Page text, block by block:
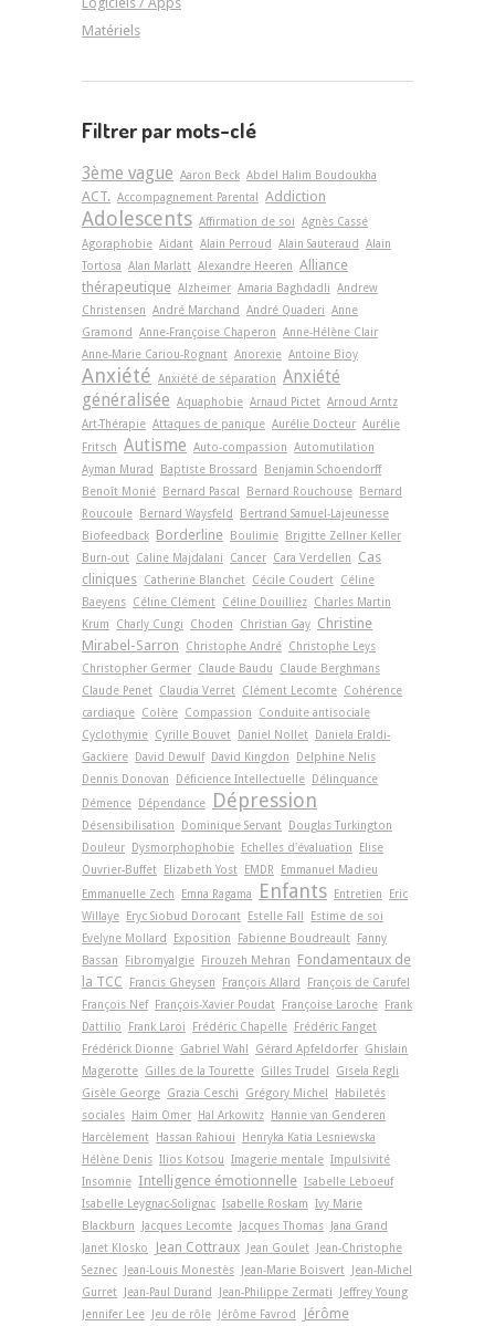
Matériels
Filtrer par mots-clé
3ème vague Aaron Beck Abdel Halim Boudoukha
ACT. Accompagnement Parental Addiction
Adolescents Affirmation de soi Agnès Cassé
Agoraphobie Aidant Alain Perroud Alain Sauteraud
Alain
Tortosa Alan Marlatt Alexandre Heeren Alliance
thérapeutique Alzheimer Amaria Baghdadli Andrew
Christensen André Marchand André Quaderi Anne
Gramond
Anne-Françoise Chaperon Anne-Hélène Clair
Anne-Marie Cariou-Rognant Anorexie Antoine Bioy
Anxiété Anxiété de séparation Anxiété
généralisée Aquaphobie Arnaud Pictet Arnoud Arntz
Art-Thérapie Attaques de panique Aurélie Docteur Aurélie
Fritsch Autisme Auto-compassion Automutilation
Ayman Murad
Baptiste Brossard
Benjamin Schoendorff
Benoît Monié
Bernard Pascal Bernard Rouchouse
Bernard
Roucoule
Bernard Waysfeld
Bertrand Samuel-Lajeunesse
Biofeedback Borderline Boulimie
Brigitte Zellner Keller
Burn-out Caline Majdalani Cancer Cara Verdellen
Cas
cliniques Catherine Blanchet Cécile Coudert Céline
Baeyens Céline Clément Céline Douilliez Charles Martin
Krum
Charly Cungi Choden Christian Gay Christine
Mirabel-Sarron
Christophe André Christophe Leys
Christopher Germer Claude Baudu
Claude Berghmans
Claude Penet Claudia Verret Clément Lecomte Cohérence
cardiaque Colère Compassion
Conduite antisociale
Cyclothymie Cyrille Bouvet Daniel Nollet
Daniela Eraldi-
Gackiere
David Dewulf David Kingdon
Delphine Nelis
Dennis Donovan
Déficience Intellectuelle
Délinquance
Démence
Dépendance Dépression
Désensibilisation Dominique Servant
Douglas Turkington
Douleur
Dysmorphophobie Echelles d'évaluation
Elise
Ouvrier-Buffet
Elizabeth Yost EMDR
Emmanuel Madieu
Emmanuelle Zech
Emna Ragama Enfants Entretien
Eric
Willaye
Eryc Siobud Dorocant Estelle Fall
Estime de soi
Evelyne Mollard
Exposition Fabienne Boudreault
Fanny
Bassan
Fibromyalgie Firouzeh Mehran
Fondamentaux de
la TCC
Francis Gheysen François Allard
François de Carufel
François Nef
François-Xavier Poudat Françoise Laroche
Frank
Dattilio
Frank Laroi Frédéric Chapelle
Frédéric Fanget
Frédérick Dionne Gabriel Wahl Gérard Apfeldorfer Ghislain
Magerotte Gilles de la Tourette Gilles Trudel
Gisela Regli
Gisèle George Grazia Ceschi Grégory Michel
Habiletés
sociales
Haim Omer Hal Arkowitz
Hannie van Genderen
Harcèlement
Hassan Rahioui
Henryka Katia Lesniewska
Hélène Denis Ilios Kotsou Imagerie mentale Impulsivité
Insomnie Intelligence émotionnelle Isabelle Leboeuf
Isabelle Leygnac-Solignac Isabelle Roskam Ivy Marie
Blackburn
Jacques Lecomte Jacques Thomas
Jana Grand
Janet Klosko
Jean Cottraux Jean Goulet
Jean-Christophe
Seznec
Jean-Louis Monestès Jean-Marie Boisvert
Jean-Michel
Gurret
Jean-Paul Durand Jean-Philippe Zermati
Jeffrey Young
Jennifer Lee
Jeu de rôle Jérôme Favrod
Jérôme